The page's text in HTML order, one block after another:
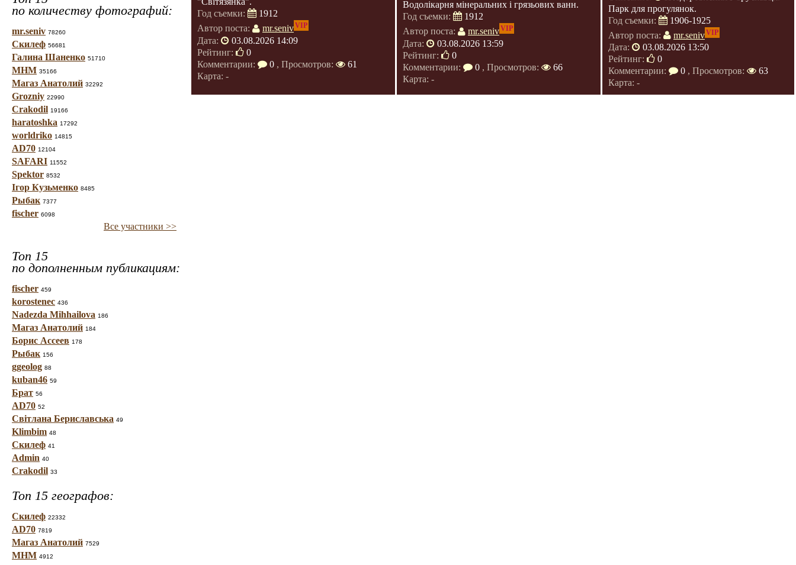
по количеству фотографий:
mr.seniv 78260
Скилеф 56681
Галина Шаненко 51710
МНМ 35166
Магаз Анатолий 32292
Grozniy 22990
Crakodil 19166
haratoshka 17292
worldriko 14815
AD70 12104
SAFARI 11552
Spektor 8532
Ігор Кузьменко 8485
Рыбак 7377
fischer 6098
Все участники >>
Топ 15
по дополненным публикациям:
fischer 459
korostenec 436
Nadezda Mihhailova 186
Магаз Анатолий 184
Борис Ассеев 178
Рыбак 156
ggeolog 88
kuban46 59
Брат 56
AD70 52
Світлана Бериславська 49
Klimbim 48
Скилеф 41
Admin 40
Crakodil 33
Топ 15 географов:
Скилеф 22332
AD70 7819
Магаз Анатолий 7529
МНМ 4912
Год съемки:
1912
Автор поста:
mr.senivVIP
Дата:
03.08.2026 14:09
Рейтинг:
0
Комментарии:
0 , Просмотров:
61
Карта: -
Водолікарня мінеральних і грязьових ванн.
Год съемки:
1912
Автор поста:
mr.senivVIP
Дата:
03.08.2026 13:59
Рейтинг:
0
Комментарии:
0 , Просмотров:
66
Карта: -
Парк для прогулянок.
Год съемки:
1906-1925
Автор поста:
mr.senivVIP
Дата:
03.08.2026 13:50
Рейтинг:
0
Комментарии:
0 , Просмотров:
63
Карта: -